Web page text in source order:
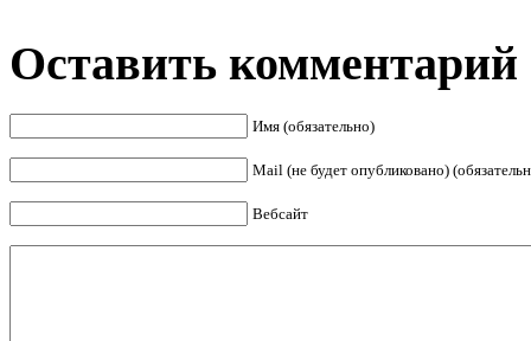
Оставить комментарий
Имя (обязательно)
Mail (не будет опубликовано)
Вебсайт